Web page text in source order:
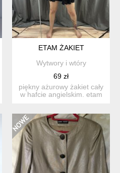
ETAM ŻAKIET
Wytwory i wtóry
69 zł
piękny ażurowy żakiet cały
w hafcie angielskim. etam